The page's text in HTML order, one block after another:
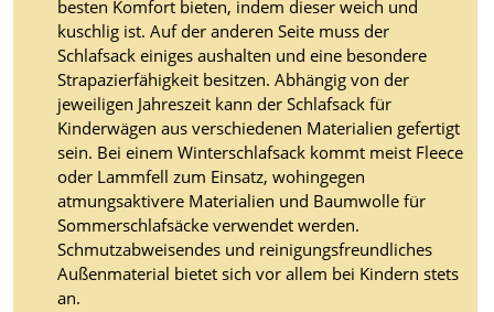
besten Komfort bieten, indem dieser weich und
kuschlig ist. Auf der anderen Seite muss der
Schlafsack einiges aushalten und eine besondere
Strapazierfähigkeit besitzen. Abhängig von der
jeweiligen Jahreszeit kann der Schlafsack für
Kinderwägen aus verschiedenen Materialien gefertigt
sein. Bei einem Winterschlafsack kommt meist Fleece
oder Lammfell zum Einsatz, wohingegen
atmungsaktivere Materialien und Baumwolle für
Sommerschlafsäcke verwendet werden.
Schmutzabweisendes und reinigungsfreundliches
Außenmaterial bietet sich vor allem bei Kindern stets
an.